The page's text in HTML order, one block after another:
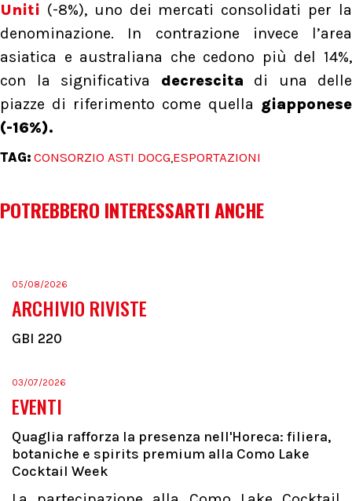
Uniti (-8%), uno dei mercati consolidati per la
denominazione. In contrazione invece l’area
asiatica e australiana che cedono più del 14%,
con la significativa decrescita di una delle
piazze di riferimento come quella giapponese
(-16%).
TAG: CONSORZIO ASTI DOCG,ESPORTAZIONI
POTREBBERO INTERESSARTI ANCHE
05/08/2026
ARCHIVIO RIVISTE
GBI 220
03/07/2026
EVENTI
Quaglia rafforza la presenza nell'Horeca: filiera,
botaniche e spirits premium alla Como Lake
Cocktail Week